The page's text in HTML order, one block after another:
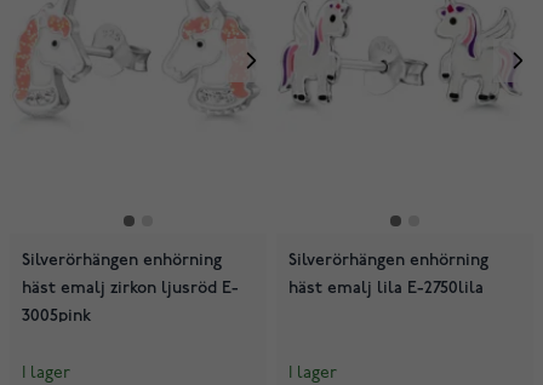
Silverörhängen enhörning
häst emalj zirkon ljusröd E-
3005pink
I lager
Silverörhängen enhörning
häst emalj lila E-2750lila
I lager